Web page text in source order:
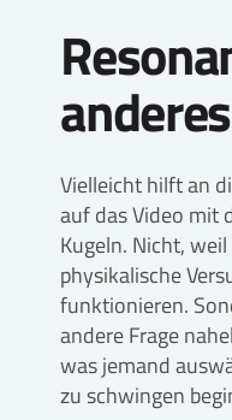
Vielleicht hilft an
auf das Video mit
Kugeln. Nicht,
physikalische
funktionieren.
andere Frage
was jemand
zu schwingen